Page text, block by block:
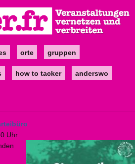
orte gruppen
how to tacker anderswo
Uhr